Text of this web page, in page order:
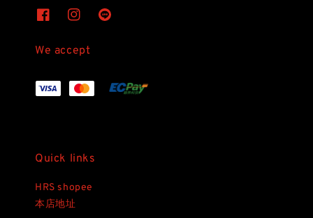
We accept
Quick links
HRS shopee
本店地址